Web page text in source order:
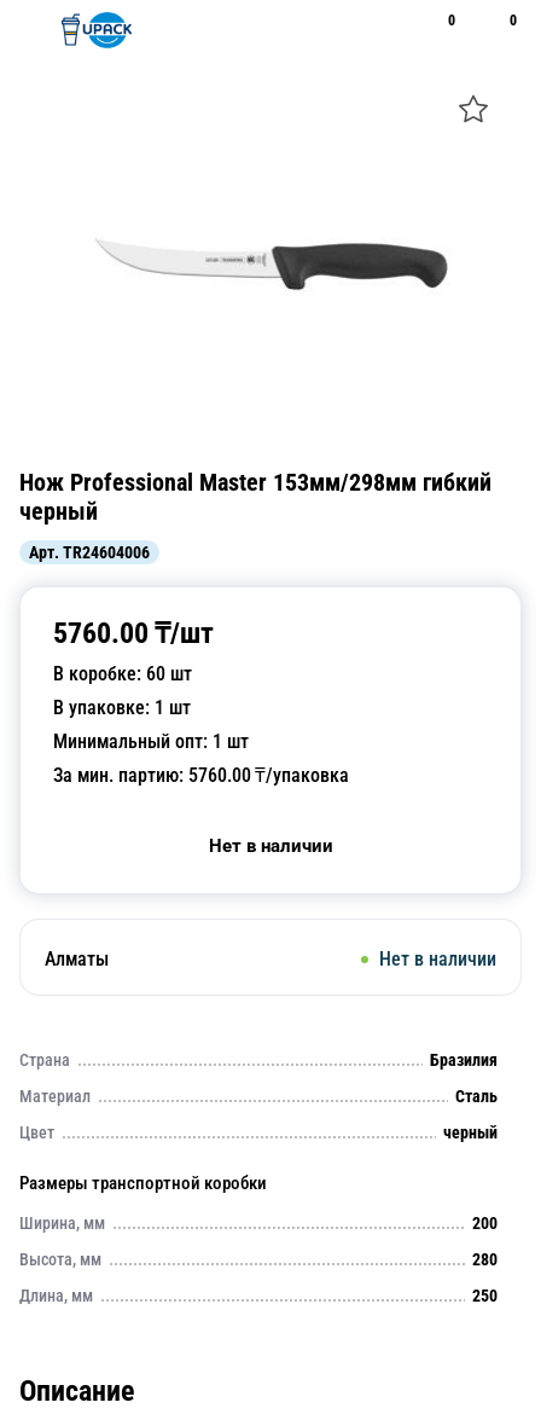
0 0
Нож Professional Master 153мм/298мм гибкий
черный
Арт. TR24604006
5760.00 ₸/шт
В коробке: 60 шт
В упаковке: 1 шт
Минимальный опт: 1 шт
За мин. партию: 5760.00₸/упаковка
Нет в наличии
Алматы Нет в наличии
Страна
Бразилия
Материал
Сталь
Цвет
черный
Размеры транспортной коробки
Ширина, мм
200
Высота, мм
280
Длина, мм
250
Описание